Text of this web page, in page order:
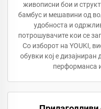
живописни бои и
бамбус и мешавини од
удобноста и
потрошувачите кои се
Со изборот на YOUKI,
обувки кој е
перформанса